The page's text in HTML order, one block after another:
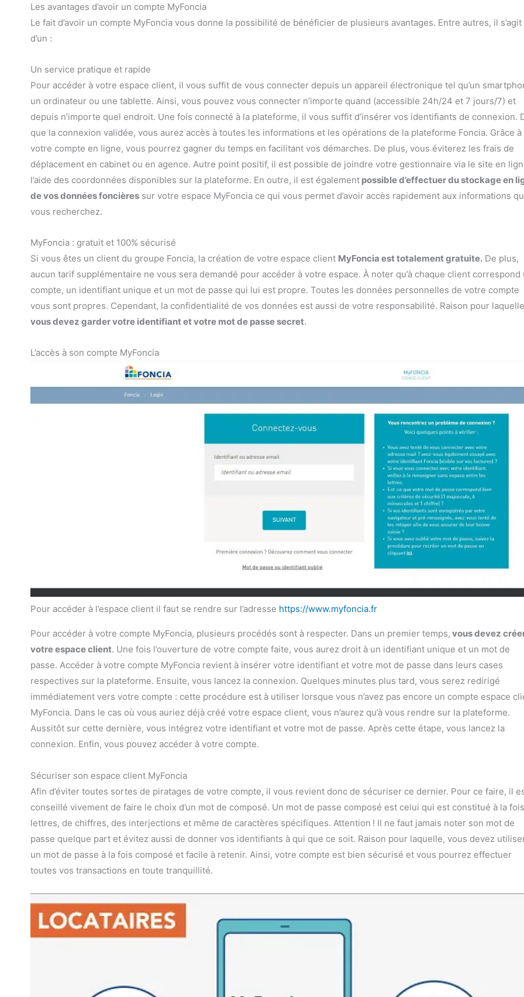
Les avantages d’avoir un compte MyFoncia
Le fait d’avoir un compte MyFoncia vous donne la possibilité de bénéficier de plusieurs avantages. Entre autres, il s’agit
d’un :
Un service pratique et rapide
Pour accéder à votre espace client, il vous suffit de vous connecter depuis un appareil électronique tel qu’un
un ordinateur ou une tablette. Ainsi, vous pouvez vous connecter n’importe quand (accessible 24h/24 et 7 jours/7) et
depuis n’importe quel endroit. Une fois connecté à la plateforme, il vous suffit d’insérer vos identifiants de connexion.
que la connexion validée, vous aurez accès à toutes les informations et les opérations de la plateforme Foncia. Grâce à
votre compte en ligne, vous pourrez gagner du temps en facilitant vos démarches. De plus, vous éviterez les frais de
déplacement en cabinet ou en agence. Autre point positif, il est possible de joindre votre gestionnaire via le site en
l’aide des coordonnées disponibles sur la plateforme. En outre, il est également possible d’effectuer du stockage en
de vos données foncières sur votre espace MyFoncia ce qui vous permet d’avoir accès rapidement aux informations
vous recherchez.
MyFoncia : gratuit et 100% sécurisé
Si vous êtes un client du groupe Foncia, la création de votre espace client MyFoncia est totalement gratuite. De plus,
aucun tarif supplémentaire ne vous sera demandé pour accéder à votre espace. À noter qu’à chaque client correspond
compte, un identifiant unique et un mot de passe qui lui est propre. Toutes les données personnelles de votre compte
vous sont propres. Cependant, la confidentialité de vos données est aussi de votre responsabilité. Raison pour laquelle
vous devez garder votre identifiant et votre mot de passe secret.
L’accès à son compte MyFoncia
Pour accéder à l’espace client il faut se rendre sur l’adresse https://www.myfoncia.fr
Pour accéder à votre compte MyFoncia, plusieurs procédés sont à respecter. Dans un premier temps, vous devez
votre espace client. Une fois l’ouverture de votre compte faite, vous aurez droit à un identifiant unique et un mot de
passe. Accéder à votre compte MyFoncia revient à insérer votre identifiant et votre mot de passe dans leurs cases
respectives sur la plateforme. Ensuite, vous lancez la connexion. Quelques minutes plus tard, vous serez redirigé
immédiatement vers votre compte : cette procédure est à utiliser lorsque vous n’avez pas encore un compte espace
MyFoncia. Dans le cas où vous auriez déjà créé votre espace client, vous n’aurez qu’à vous rendre sur la plateforme.
Aussitôt sur cette dernière, vous intégrez votre identifiant et votre mot de passe. Après cette étape, vous lancez la
connexion. Enfin, vous pouvez accéder à votre compte.
Sécuriser son espace client MyFoncia
Afin d’éviter toutes sortes de piratages de votre compte, il vous revient donc de sécuriser ce dernier. Pour ce faire, il
conseillé vivement de faire le choix d’un mot de composé. Un mot de passe composé est celui qui est constitué à la
lettres, de chiffres, des interjections et même de caractères spécifiques. Attention ! Il ne faut jamais noter son mot de
passe quelque part et évitez aussi de donner vos identifiants à qui que ce soit. Raison pour laquelle, vous devez
un mot de passe à la fois composé et facile à retenir. Ainsi, votre compte est bien sécurisé et vous pourrez effectuer
toutes vos transactions en toute tranquillité.